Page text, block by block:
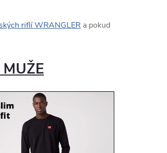
riflí WRANGLER a pokud